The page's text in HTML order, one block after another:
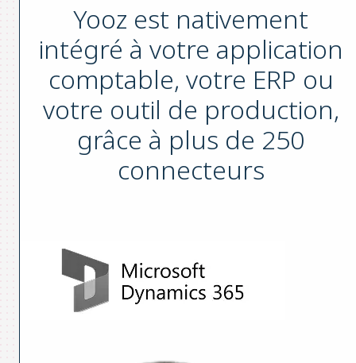
Yooz est nativement
intégré à votre application
comptable, votre ERP ou
votre outil de production,
grâce à plus de 250
connecteurs